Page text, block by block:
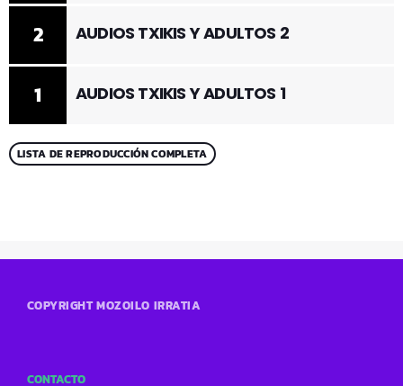
1 AUDIOS TXIKIS Y ADULTOS 1
2 AUDIOS TXIKIS Y ADULTOS 2
LISTA DE REPRODUCCIÓN COMPLETA
COPYRIGHT MOZOILO IRRATIA
CONTACTO